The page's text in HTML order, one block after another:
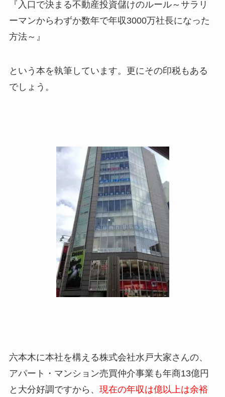
『入口で決まる不動産投資儲けのルール～サラリ
ーマンからわずか数年で年収3000万社長になった
方法～』
という本を執筆しています。更にその印税もある
でしょう。
六本木に本社を構える株式会社水戸大家さんの、
アパート・マンション売買仲介事業も年商13億円
と大分好調ですから、 現在の年収は億以上は余裕